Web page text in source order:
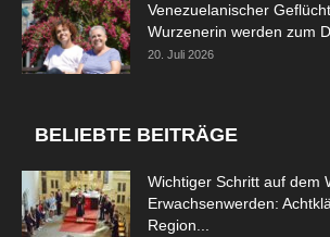
Venezuelanischer
Wurzenerin werden zum
20. Juli 2026
BELIEBTE BEITRÄGE
Wichtiger Schritt auf dem
Erwachsenwerden:
Region...